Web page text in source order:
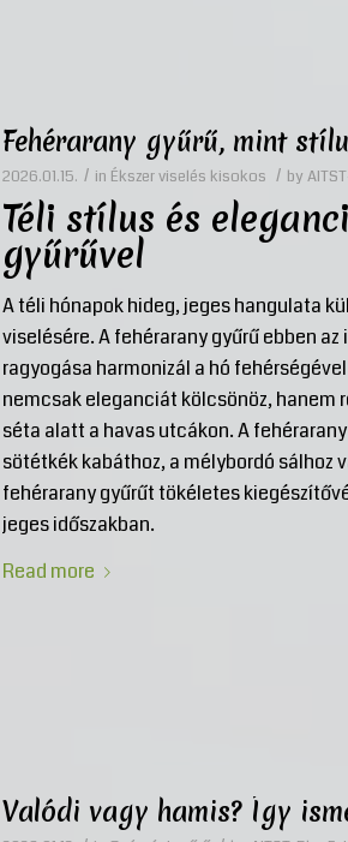
Fehérarany gyűrű, mint
2026.01.15. / in Ékszer viselés kisokos / by
Téli stílus és
gyűrűvel
A téli hónapok hideg, jeges hangulata
viselésére. A fehérarany gyűrű ebben
ragyogása harmonizál a hó
nemcsak eleganciát kölcsönöz, hanem
séta alatt a havas utcákon. A
sötétkék kabáthoz, a mélybordó sálhoz
fehérarany gyűrűt tökéletes
jeges időszakban.
Read more
Valódi vagy hamis? Így